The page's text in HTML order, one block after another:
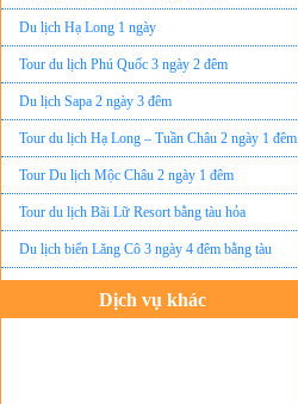
Du lịch Hạ Long 1 ngày
Tour du lịch Phú Quốc 3 ngày 2 đêm
Du lịch Sapa 2 ngày 3 đêm
Tour du lịch Hạ Long – Tuần Châu 2 ngày 1 đêm
Tour Du lịch Mộc Châu 2 ngày 1 đêm
Tour du lịch Bãi Lữ Resort bằng tàu hỏa
Du lịch biển Lăng Cô 3 ngày 4 đêm bằng tàu
Dịch vụ khác